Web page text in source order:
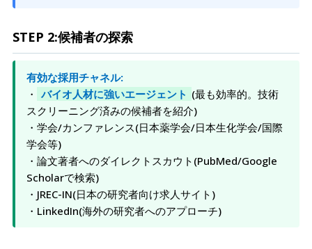
STEP 2:候補者の探索
有効な採用チャネル:
・ バイオ人材に強いエージェント (最も効率的。技術
スクリーニング済みの候補者を紹介)
・学会/カンファレンス(日本薬学会/日本生化学会/国際
学会等)
・論文著者へのダイレクトスカウト(PubMed/Google
Scholarで検索)
・JREC-IN(日本の研究者向け求人サイト)
・LinkedIn(海外の研究者へのアプローチ)